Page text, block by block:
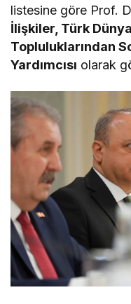
listesine göre Prof.
İlişkiler, Türk
Topluluklarından
Yardımcısı olarak